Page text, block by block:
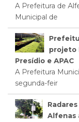
A Prefeitura de
Municipal de
projeto
Presídio e APAC
A Prefeitura
segunda-feir
Alfenas